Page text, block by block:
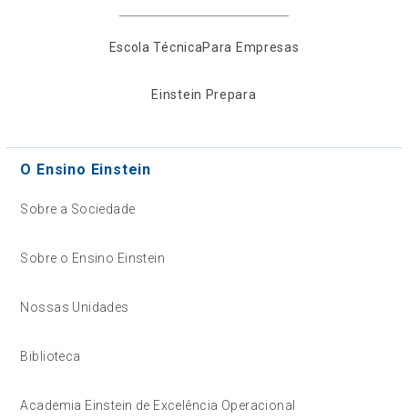
Escola TécnicaPara Empresas
Einstein Prepara
O Ensino Einstein
Sobre a Sociedade
Sobre o Ensino Einstein
Nossas Unidades
Biblioteca
Academia Einstein de Excelência Operacional